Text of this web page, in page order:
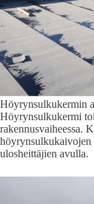
Höyrynsulkukermin
Höyrynsulkukermi
rakennusvaiheessa.
höyrynsulkukaivojen
ulosheittäjien avulla.